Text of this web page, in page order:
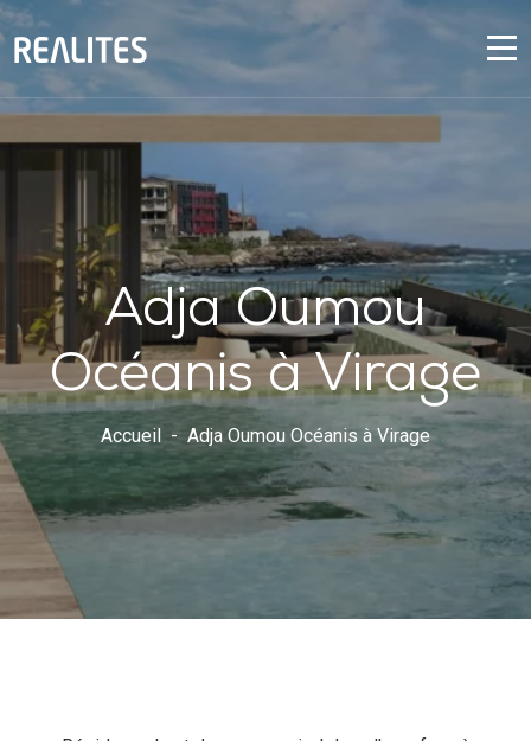
Adja Oumou
Océanis à Virage
Accueil Adja Oumou Océanis à Virage
Panneau de gestion des cookies